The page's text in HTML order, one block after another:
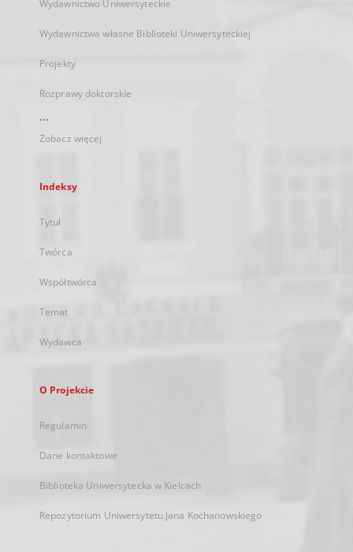
Wydawnictwo Uniwersyteckie
Wydawnictwa własne Biblioteki Uniwersyteckiej
Projekty
Rozprawy doktorskie
...
Zobacz więcej
Indeksy
Tytuł
Twórca
Współtwórca
Temat
Wydawca
O Projekcie
Regulamin
Dane kontaktowe
Biblioteka Uniwersytecka w Kielcach
Repozytorium Uniwersytetu Jana Kochanowskiego